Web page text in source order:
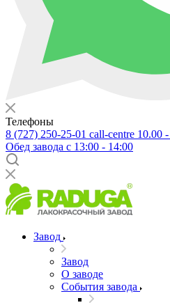
Телефоны
8 (727) 250-25-01 call-centre 10.00
Обед завода с 13:00 - 14:00
Завод
Завод
О заводе
События завода